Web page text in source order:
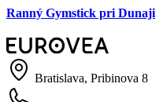
Ranný Gymstick pri Dunaji
Bratislava, Pribinova 8